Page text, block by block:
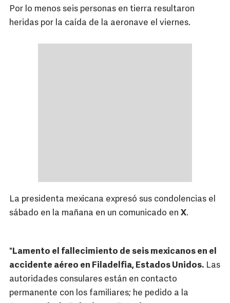
Por lo menos seis personas en tierra resultaron
heridas por la caída de la aeronave el viernes.
La presidenta mexicana expresó sus condolencias el
sábado en la mañana en un comunicado en X.
"Lamento el fallecimiento de seis mexicanos en el
accidente aéreo en Filadelfia, Estados Unidos. Las
autoridades consulares están en contacto
permanente con los familiares; he pedido a la